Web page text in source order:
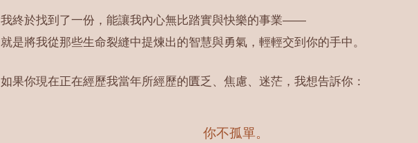
我終於找到了一份，能讓我內心無比踏實與快樂的事業——
就是將我從那些生命裂縫中提煉出的智慧與勇氣，輕輕交到你的手中。
如果你現在正在經歷我當年所經歷的匱乏、焦慮、迷茫，我想告訴你：
你不孤單。